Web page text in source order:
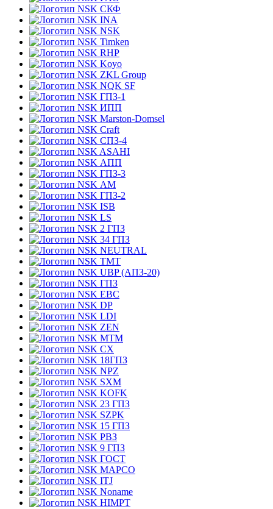
СКФ
INA
NSK
Timken
RHP
Koyo
ZKL Group
NQK SF
ГПЗ-1
ИПП
Marston-Domsel
Craft
СПЗ-4
ASAHI
АПП
ГПЗ-3
АМ
ГПЗ-2
ISB
LS
2 ГПЗ
34 ГПЗ
NEUTRAL
TMT
UBP (АПЗ-20)
ГПЗ
EBC
DP
LDI
ZEN
MTM
CX
18ГПЗ
NPZ
SXM
KOFK
23 ГПЗ
SZPK
15 ГПЗ
РВЗ
9 ГПЗ
ГОСТ
MAPCO
ITJ
Noname
HIMPT